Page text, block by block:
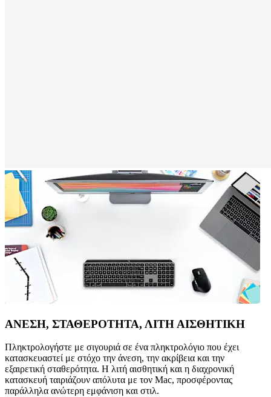
ΑΝΕΣΗ, ΣΤΑΘΕΡΟΤΗΤΑ, ΛΙΤΗ ΑΙΣΘΗΤΙΚΗ
Πληκτρολογήστε με σιγουριά σε ένα πληκτρολόγιο που έχει
κατασκευαστεί με στόχο την άνεση, την ακρίβεια και την
εξαιρετική σταθερότητα. Η λιτή αισθητική και η διαχρονική
κατασκευή ταιριάζουν απόλυτα με τον Mac, προσφέροντας
παράλληλα ανώτερη εμφάνιση και στιλ.